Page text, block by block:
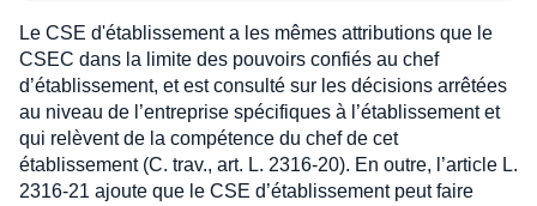
Le CSE d'établissement a les mêmes attributions que le
CSEC dans la limite des pouvoirs confiés au chef
d’établissement, et est consulté sur les décisions arrêtées
au niveau de l’entreprise spécifiques à l’établissement et
qui relèvent de la compétence du chef de cet
établissement (C. trav., art. L. 2316-20). En outre, l’article L.
2316-21 ajoute que le CSE d’établissement peut faire